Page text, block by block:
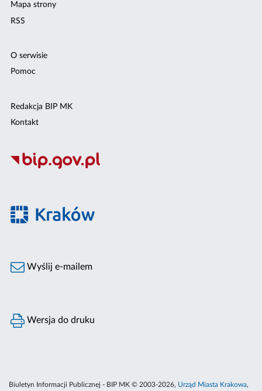
Mapa strony
RSS
O serwisie
Pomoc
Redakcja BIP MK
Kontakt
Wyślij e-mailem
Wersja do druku
Biuletyn Informacji Publicznej - BIP MK © 2003-2026, Urząd Miasta Krakowa,